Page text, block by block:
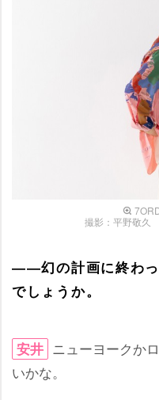
撮影：平野敬久
――幻の計画に終わっ
でしょうか。
安井 ニューヨークか
いかな。